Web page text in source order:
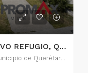
VENTA DE CASA EN EL NUEVO REFUGIO, QUERETARO
Delegación Epigmenio González, Municipio de Querétaro, Querétaro, 76146, México